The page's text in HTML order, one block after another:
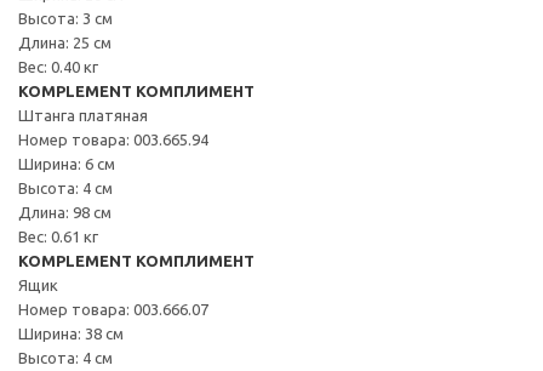
Высота: 3 см
Длина: 25 см
Вес: 0.40 кг
KOMPLEMENT КОМПЛИМЕНТ
Штанга платяная
Номер товара: 003.665.94
Ширина: 6 см
Высота: 4 см
Длина: 98 см
Вес: 0.61 кг
KOMPLEMENT КОМПЛИМЕНТ
Ящик
Номер товара: 003.666.07
Ширина: 38 см
Высота: 4 см